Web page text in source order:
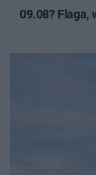
09.08? Flaga,